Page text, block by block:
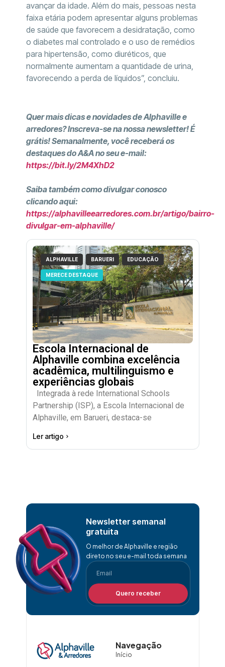
avançar da idade. Além do mais, pessoas nesta
faixa etária podem apresentar alguns problemas
de saúde que favorecem a desidratação, como
o diabetes mal controlado e o uso de remédios
para hipertensão, como diuréticos, que
normalmente aumentam a quantidade de urina,
favorecendo a perda de líquidos”, concluiu.
Quer mais dicas e novidades de Alphaville e
arredores? Inscreva-se na nossa newsletter! É
grátis! Semanalmente, você receberá os
destaques do A&A no seu e-mail:
https://bit.ly/2M4XhD2
Saiba também como divulgar conosco
clicando aqui:
https://alphavilleearredores.com.br/artigo/bairro-
divulgar-em-alphaville/
ALPHAVILLE BARUERI EDUCAÇÃO
MERECE DESTAQUE
Escola Internacional de
Alphaville combina excelência
acadêmica, multilinguismo e
experiências globais
Integrada à rede International Schools
Partnership (ISP), a Escola Internacional de
Alphaville, em Barueri, destaca-se
Ler artigo
Newsletter semanal
gratuita
O melhor de Alphaville e região
direto no seu e-mail toda semana
Quero receber
Navegação
Início